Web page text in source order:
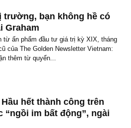
NĐT phòng...
lên một người thầy vĩ đại của phố